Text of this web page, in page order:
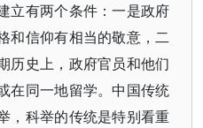
立有两个条件：一是政府
和信仰有相当的敬意，二
历史上，政府官员和他们
在同一地留学。中国传统
，科举的传统是特别看重